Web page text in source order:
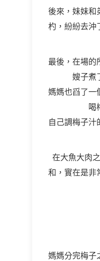
後來，妹妹和
杓，紛紛去沖
最後，在場的
嫂子煮
媽媽也舀了一
喝
自己調梅子汁
在大魚大肉
和，實在是非
媽媽分完梅子